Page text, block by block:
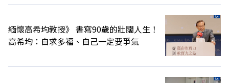
緬懷高希均教授》 書寫90歲的壯闊人生！
高希均：自求多福、自己一定要爭氣